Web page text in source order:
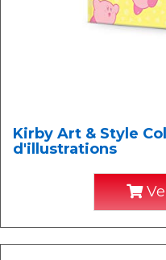
Kirby Art & Style
d'illustrations